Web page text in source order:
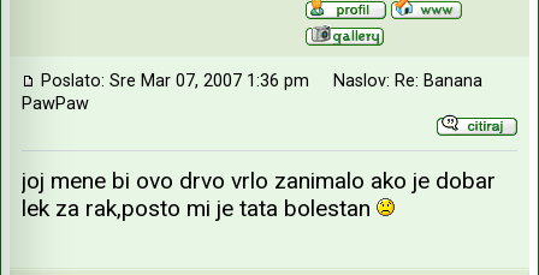
Poslato: Sre Mar 07, 2007 1:36 pm
Naslov: Re: Banana
PawPaw
joj mene bi ovo drvo vrlo zanimalo ako je dobar
lek za rak,posto mi je tata bolestan